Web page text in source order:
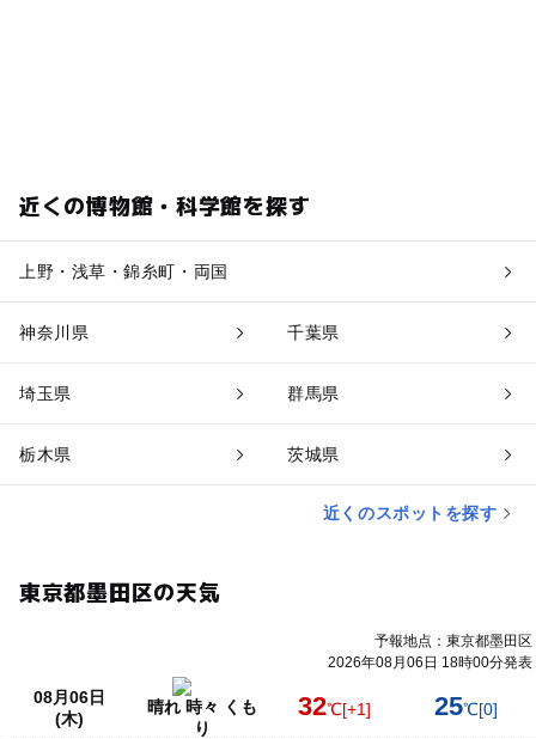
近くの博物館・科学館を探す
上野・浅草・錦糸町・両国
神奈川県 千葉県
埼玉県 群馬県
栃木県 茨城県
近くのスポットを探す
東京都墨田区の天気
予報地点：東京都墨田区
2026年08月06日 18時00分発表
08月06日
(木)
晴れ 時々 くも
り
32℃[+1] 25℃[0]